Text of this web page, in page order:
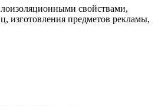
свойствами,
изготовления предметов рекламы,